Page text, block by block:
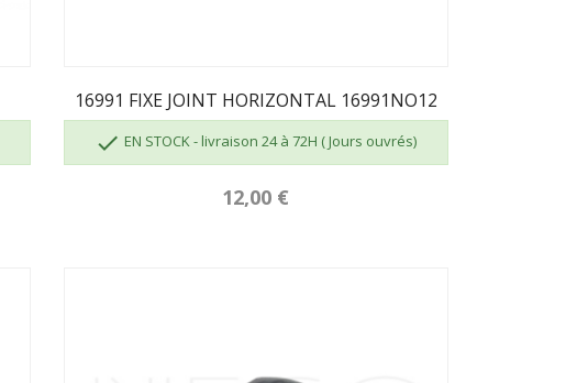
16991 FIXE JOINT HORIZONTAL 16991NO12
 EN STOCK - livraison 24 à 72H ( Jours ouvrés)
12,00 €